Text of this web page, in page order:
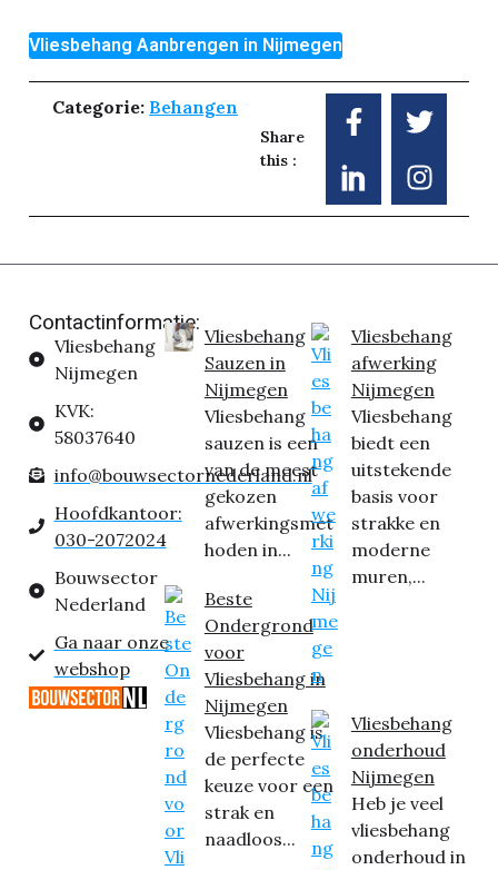
Vliesbehang Aanbrengen in Nijmegen
Categorie: Behangen
Share
this :
Contactinformatie:
Vliesbehang
Nijmegen
KVK:
58037640
info@bouwsectornederland.nl
Hoofdkantoor:
030-2072024
Bouwsector
Nederland
Ga naar onze
webshop
Vliesbehang
Sauzen in
Nijmegen
Vliesbehang
sauzen is een
van de meest
gekozen
afwerkingsmet
hoden in...
Beste
Ondergrond
voor
Vliesbehang in
Nijmegen
Vliesbehang is
de perfecte
keuze voor een
strak en
naadloos...
Vliesbehang
afwerking
Nijmegen
Vliesbehang
biedt een
uitstekende
basis voor
strakke en
moderne
muren,...
Vliesbehang
onderhoud
Nijmegen
Heb je veel
vliesbehang
onderhoud in